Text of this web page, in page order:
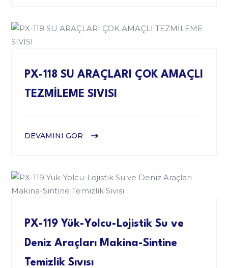
PX-118 SU ARAÇLARI ÇOK AMAÇLI
TEZMİLEME SIVISI
DEVAMINI GÖR
PX-119 Yük-Yolcu-Lojistik Su ve
Deniz Araçları Makina-Sintine
Temizlik Sıvısı